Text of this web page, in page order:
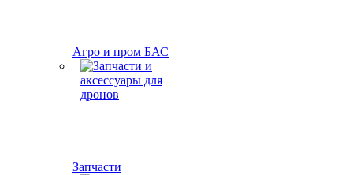
Агро и пром БАС
Запчасти